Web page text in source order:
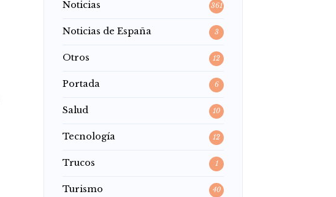
Noticias 361
Noticias de España 3
Otros 12
Portada 6
Salud 10
Tecnología 12
Trucos 1
Turismo 40